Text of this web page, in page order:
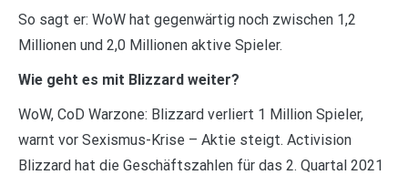
So sagt er: WoW hat gegenwärtig noch zwischen 1,2
Millionen und 2,0 Millionen aktive Spieler.
Wie geht es mit Blizzard weiter?
WoW, CoD Warzone: Blizzard verliert 1 Million Spieler,
warnt vor Sexismus-Krise – Aktie steigt. Activision
Blizzard hat die Geschäftszahlen für das 2. Quartal 2021